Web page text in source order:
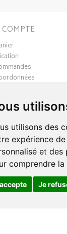
utilisons des
expérience
et
comprendre
Je
Cookies
en ligne